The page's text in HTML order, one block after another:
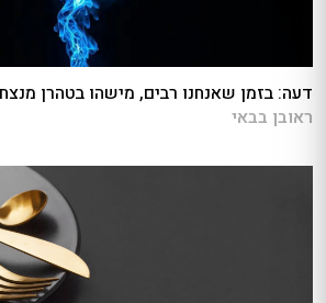
דעה: בזמן שאנחנו רבים, מישהו בטהרן
ראובן בבאי